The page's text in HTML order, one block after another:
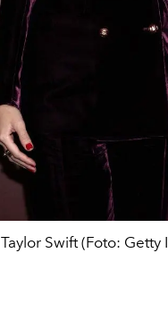
Taylor Swift (Foto: Getty